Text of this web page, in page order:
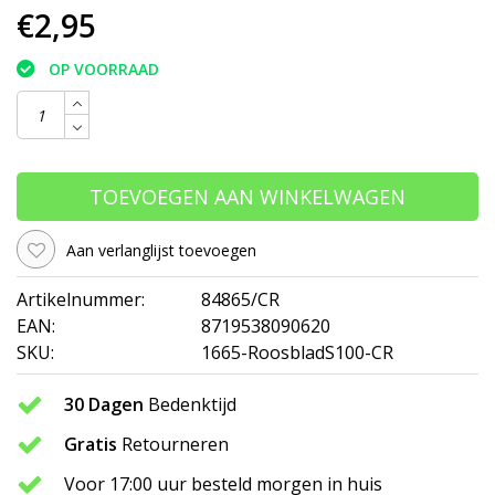
€2,95
OP VOORRAAD
TOEVOEGEN AAN WINKELWAGEN
Aan verlanglijst toevoegen
Artikelnummer:
84865/CR
EAN:
8719538090620
SKU:
1665-RoosbladS100-CR
30 Dagen Bedenktijd
Gratis Retourneren
Voor 17:00 uur besteld morgen in huis